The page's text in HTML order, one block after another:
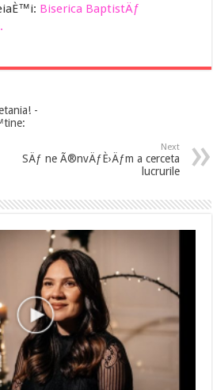
Biserica BaptistÄƒ
-
Next
SÄƒ ne Ã®nvÄƒÈ›Äƒm a cerceta
lucrurile